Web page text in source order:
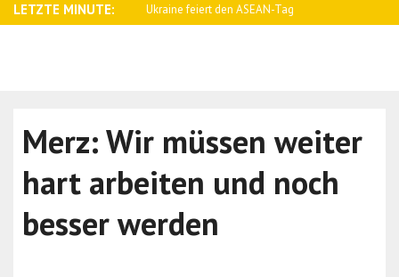
LETZTE MINUTE:
braucht mehr Ukraine feiert den ASEAN-Tag
Merz: Wir müssen weiter
hart arbeiten und noch
besser werden